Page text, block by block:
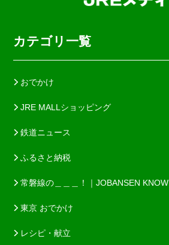
カテゴリ一覧
おでかけ
JRE MALLショッピング
鉄道ニュース
ふるさと納税
常磐線の＿＿＿！｜JOBANSEN KNOW
東京 おでかけ
レシピ・献立